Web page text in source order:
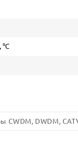
℃
CWDM, DWDM,